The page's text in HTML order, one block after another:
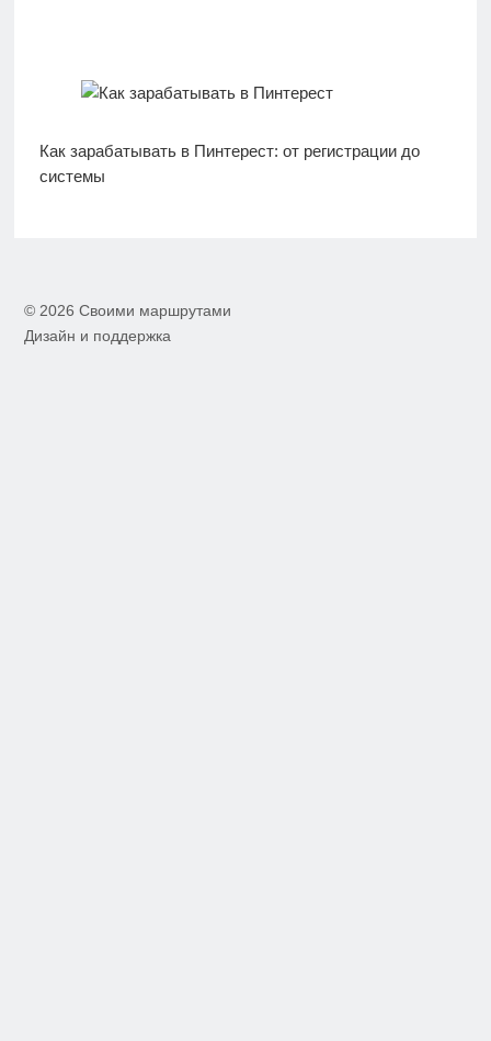
Как зарабатывать в Пинтерест: от регистрации до
системы
© 2026 Своими маршрутами
Дизайн и поддержка